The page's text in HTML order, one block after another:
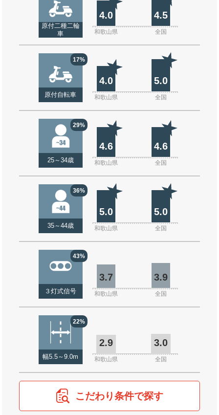
原付二種二輪
車
4.0 4.5
和歌山県 全国
17%
原付自転車
4.0 5.0
和歌山県 全国
29%
25～34歳
4.6 4.6
和歌山県 全国
36%
35～44歳
5.0 5.0
和歌山県 全国
43%
３灯式信号
3.7 3.9
和歌山県 全国
22%
幅5.5～9.0m
2.9 3.0
和歌山県 全国
こだわり条件で探す